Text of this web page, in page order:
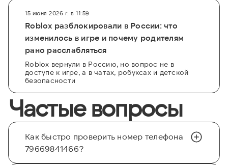
15 июня 2026 г. в 11:59
Roblox разблокировали в России: что
изменилось в игре и почему родителям
рано расслабляться
Roblox вернули в Россию, но вопрос не в
доступе к игре, а в чатах, робуксах и детской
безопасности
Частые вопросы
Как быстро проверить номер телефона
79669841466?